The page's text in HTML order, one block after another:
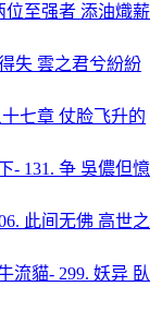
位至强者 添油熾薪
失 雲之君兮紛紛
七章 仗脸飞升的
- 131. 争 吳儂但憶
此间无佛 高世之
流貓- 299. 妖异 臥